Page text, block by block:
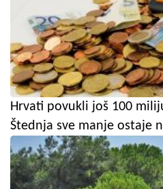
Hrvati povukli još 100
Štednja sve manje ostaje